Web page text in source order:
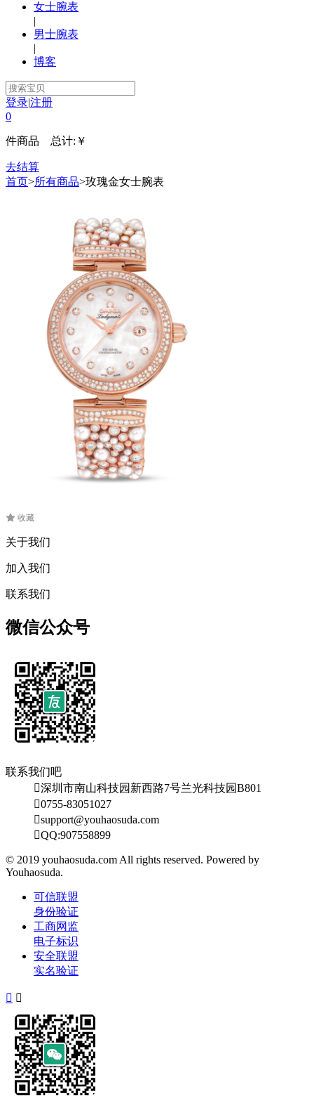
女士腕表
|
男士腕表
|
博客
登录|注册
0
件商品 总计: ￥
去结算
首页>所有商品>玫瑰金女士腕表
收藏
关于我们
加入我们
联系我们
微信公众号
联系我们吧
深圳市南山科技园新西路7号兰光科技园B801
0755-83051027
support@youhaosuda.com
QQ:907558899
© 2019 youhaosuda.com All rights reserved. Powered by
Youhaosuda.
可信联盟
身份验证
工商网监
电子标识
安全联盟
实名验证
 